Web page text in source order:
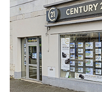
CENTURY
10 avenue
ST